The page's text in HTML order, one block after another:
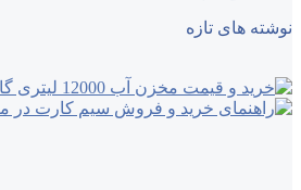
نوشته های تازه